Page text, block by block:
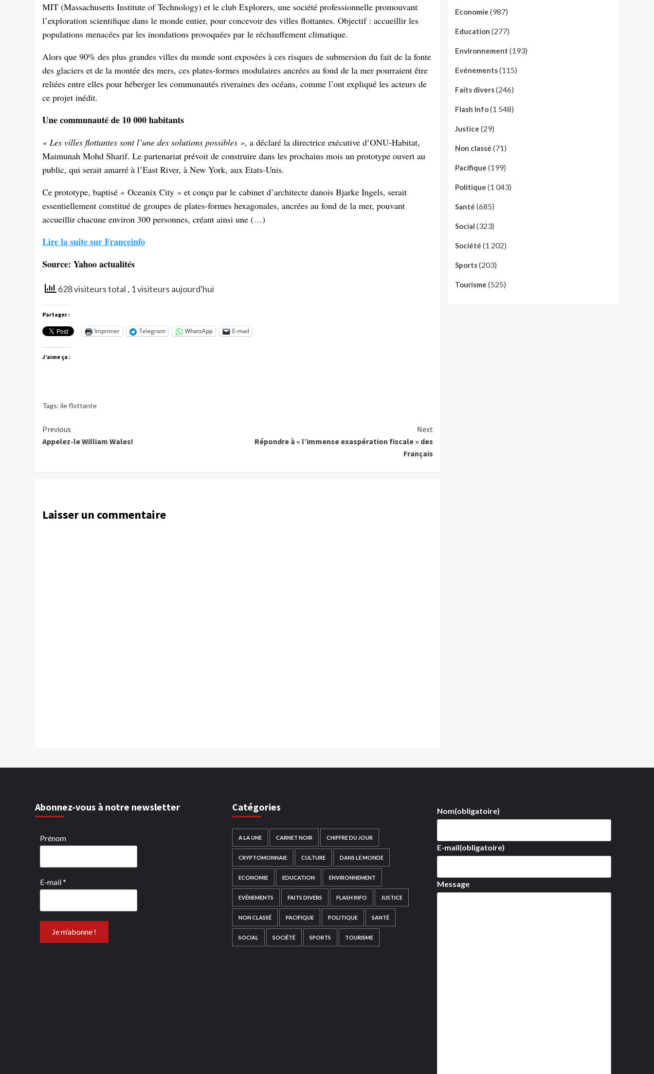
MIT (Massachusetts Institute of Technology) et le club Explorers, une société professionnelle promouvant
l’exploration scientifique dans le monde entier, pour concevoir des villes flottantes. Objectif : accueillir les
populations menacées par les inondations provoquées par le réchauffement climatique.
Alors que 90% des plus grandes villes du monde sont exposées à ces risques de submersion du fait de la fonte
des glaciers et de la montée des mers, ces plates-formes modulaires ancrées au fond de la mer pourraient être
reliées entre elles pour héberger les communautés riveraines des océans, comme l’ont expliqué les acteurs de
ce projet inédit.
Une communauté de 10 000 habitants
« Les villes flottantes sont l’une des solutions possibles », a déclaré la directrice exécutive d’ONU-Habitat,
Maimunah Mohd Sharif. Le partenariat prévoit de construire dans les prochains mois un prototype ouvert au
public, qui serait amarré à l’East River, à New York, aux Etats-Unis.
Ce prototype, baptisé « Oceanix City » et conçu par le cabinet d’architecte danois Bjarke Ingels, serait
essentiellement constitué de groupes de plates-formes hexagonales, ancrées au fond de la mer, pouvant
accueillir chacune environ 300 personnes, créant ainsi une (…)
Lire la suite sur Franceinfo
Source: Yahoo actualités
628 visiteurs total , 1 visiteurs aujourd'hui
Partager :
Imprimer Telegram WhatsApp E-mail
J’aime ça :
Tags: ïle flottante
Continue
Reading
Previous
Appelez-le William Wales!
Next
Répondre à « l’immense exaspération fiscale » des
Français
Laisser un commentaire
Economie (987)
Education (277)
Environnement (193)
Evénements(115)
Faits divers(246)
Flash Info(1 548)
Justice (29)
Non classé (71)
Pacifique (199)
Politique (1 043)
Santé (685)
Social (323)
Société (1 202)
Sports(203)
Tourisme (525)
Abonnez-vous à notre newsletter
Prénom
E-mail*
Catégories
A LA UNE CARNET NOIR CHIFFRE DU JOUR
CRYPTOMONNAIE CULTURE DANS LE MONDE
ECONOMIE EDUCATION ENVIRONNEMENT
EVÉNEMENTS FAITS DIVERS FLASH INFO JUSTICE
NON CLASSÉ PACIFIQUE POLITIQUE SANTÉ
SOCIAL SOCIÉTÉ SPORTS TOURISME
Nom(obligatoire)
E-mail(obligatoire)
Message